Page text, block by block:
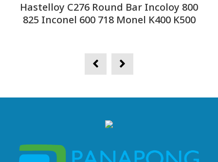
Hastelloy C276 Round Bar Incoloy 800
825 Inconel 600 718 Monel K400 K500